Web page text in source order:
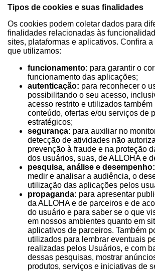
Tipos de cookies e suas finalidades
Os cookies podem coletar dados para
finalidades relacionadas às
sites, plataformas e aplicativos. Confira
que utilizamos:
funcionamento: para garantir o
funcionamento das aplicações;
autenticação: para reconhecer o
possibilitando o seu acesso,
acesso restrito e utilizados também
conteúdo, ofertas e/ou serviços de
estratégicos;
segurança: para auxiliar no
detecção de atividades não
prevenção à fraude e na proteção
dos usuários, suas, de ALLOHA e
pesquisa, análise e desempenho:
medir e analisar a audiência, o
utilização das aplicações pelos
propaganda: para apresentar
da ALLOHA e de parceiros e de
do usuário e para saber se o que
em nossos ambientes quanto em
aplicativos de parceiros. Também
utilizados para lembrar eventuais
realizadas pelos Usuários, e com
dessas pesquisas, mostrar
produtos, serviços e iniciativas de